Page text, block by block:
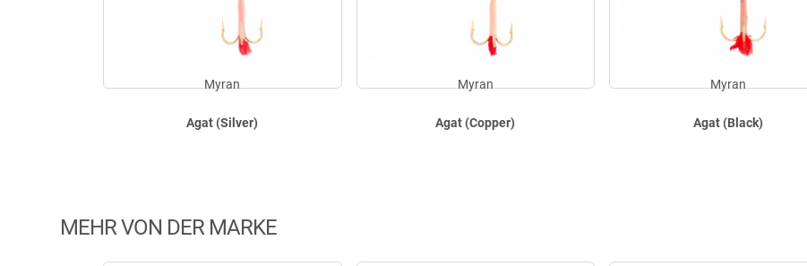
Agat (Silver)
Myran
Agat (Copper)
Myran
Agat (Black)
Myran
MEHR VON DER MARKE